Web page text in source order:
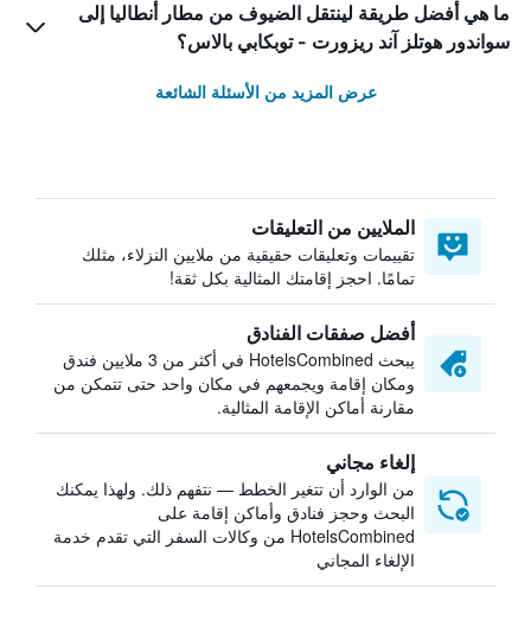
ما هي أفضل طريقة لينتقل الضيوف من مطار أنطاليا إلى
سواندور هوتلز آند ريزورت - توبكابي بالاس؟
عرض المزيد من الأسئلة الشائعة
الملايين من التعليقات
تقييمات وتعليقات حقيقية من ملايين النزلاء، مثلك
تمامًا. احجز إقامتك المثالية بكل ثقة!
أفضل صفقات الفنادق
يبحث HotelsCombined في أكثر من 3 ملايين فندق
ومكان إقامة ويجمعهم في مكان واحد حتى تتمكن من
مقارنة أماكن الإقامة المثالية.
إلغاء مجاني
من الوارد أن تتغير الخطط — نتفهم ذلك. ولهذا يمكنك
البحث وحجز فنادق وأماكن إقامة على
HotelsCombined من وكالات السفر التي تقدم خدمة
الإلغاء المجاني